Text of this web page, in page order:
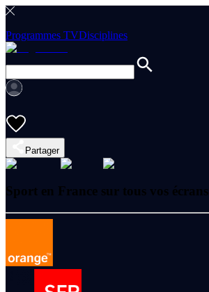
Programmes TVDisciplines
Partager
Sport en France sur tous vos écrans